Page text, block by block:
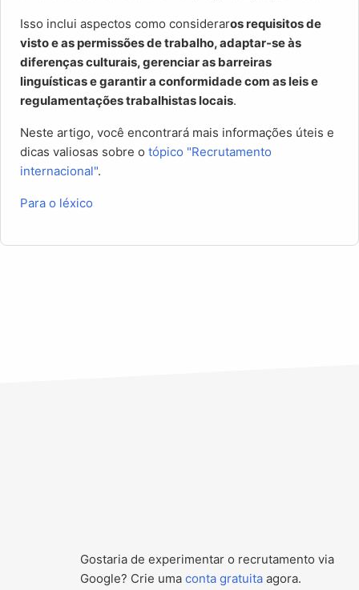
Isso inclui aspectos como consideraros requisitos de
visto e as permissões de trabalho, adaptar-se às
diferenças culturais, gerenciar as barreiras
linguísticas e garantir a conformidade com as leis e
regulamentações trabalhistas locais.
Neste artigo, você encontrará mais informações úteis e
dicas valiosas sobre o tópico "Recrutamento
internacional".
Para o léxico
Gostaria de experimentar o recrutamento via
Google? Crie uma conta gratuita agora.